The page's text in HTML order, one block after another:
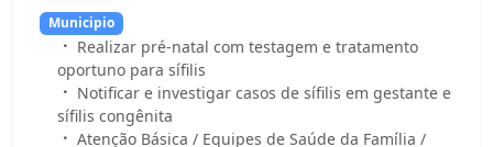
Municipio
Realizar pré-natal com testagem e tratamento
oportuno para sífilis
Notificar e investigar casos de sífilis em gestante e
sífilis congênita
Atenção Básica / Equipes de Saúde da Família /